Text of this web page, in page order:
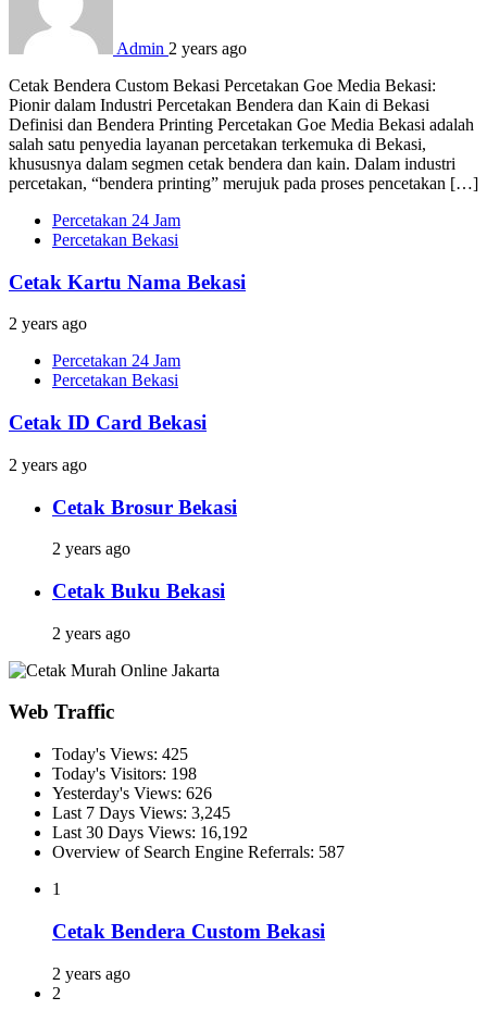
Admin 2 years ago
Cetak Bendera Custom Bekasi Percetakan Goe Media Bekasi:
Pionir dalam Industri Percetakan Bendera dan Kain di Bekasi
Definisi dan Bendera Printing Percetakan Goe Media Bekasi adalah
salah satu penyedia layanan percetakan terkemuka di Bekasi,
khususnya dalam segmen cetak bendera dan kain. Dalam industri
percetakan, “bendera printing” merujuk pada proses pencetakan […]
Percetakan 24 Jam
Percetakan Bekasi
Cetak Kartu Nama Bekasi
2 years ago
Percetakan 24 Jam
Percetakan Bekasi
Cetak ID Card Bekasi
2 years ago
Cetak Brosur Bekasi
2 years ago
Cetak Buku Bekasi
2 years ago
Web Traffic
Today's Views: 425
Today's Visitors: 198
Yesterday's Views: 626
Last 7 Days Views: 3,245
Last 30 Days Views: 16,192
Overview of Search Engine Referrals: 587
1
Cetak Bendera Custom Bekasi
2 years ago
2